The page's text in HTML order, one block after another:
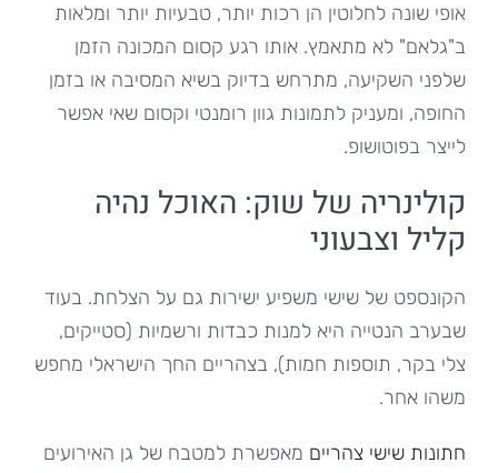
אופי שונה לחלוטין הן רכות יותר, טבעיות יותר ומלאות
ב"גלאם" לא מתאמץ. אותו רגע קסום המכונה הזמן
שלפני השקיעה, מתרחש בדיוק בשיא המסיבה או בזמן
החופה, ומעניק לתמונות גוון רומנטי וקסום שאי אפשר
לייצר בפוטושופ.
קולינריה של שוק: האוכל נהיה
קליל וצבעוני
הקונספט של שישי משפיע ישירות גם על הצלחת. בעוד
שבערב הנטייה היא למנות כבדות ורשמיות (סטייקים,
צלי בקר, תוספות חמות), בצהריים החך הישראלי מחפש
משהו אחר.
חתונות שישי צהריים מאפשרת למטבח של גן האירועים